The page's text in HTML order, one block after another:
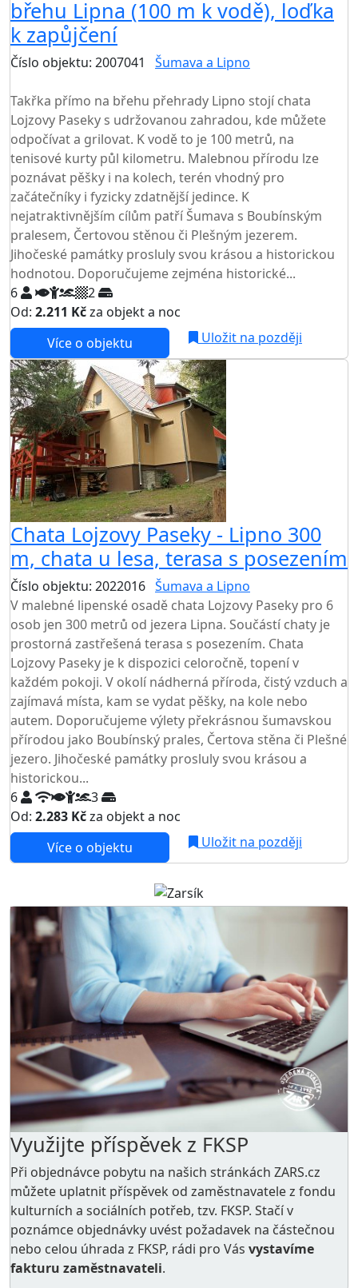
břehu Lipna (100 m k vodě), loďka
k zapůjčení
Číslo objektu: 2007041 Šumava a Lipno
Takřka přímo na břehu přehrady Lipno stojí chata
Lojzovy Paseky s udržovanou zahradou, kde můžete
odpočívat a grilovat. K vodě to je 100 metrů, na
tenisové kurty půl kilometru. Malebnou přírodu lze
poznávat pěšky i na kolech, terén vhodný pro
začátečníky i fyzicky zdatnější jedince. K
nejatraktivnějším cílům patří Šumava s Boubínským
pralesem, Čertovou stěnou či Plešným jezerem.
Jihočeské památky prosluly svou krásou a historickou
hodnotou. Doporučujeme zejména historické...
6
2
Od: 2.211 Kčza objekt a noc
Více o objektu
Uložit na později
Chata Lojzovy Paseky - Lipno 300
m, chata u lesa, terasa s posezením
Číslo objektu: 2022016 Šumava a Lipno
V malebné lipenské osadě chata Lojzovy Paseky pro 6
osob jen 300 metrů od jezera Lipna. Součástí chaty je
prostorná zastřešená terasa s posezením. Chata
Lojzovy Paseky je k dispozici celoročně, topení v
každém pokoji. V okolí nádherná příroda, čistý vzduch a
zajímavá místa, kam se vydat pěšky, na kole nebo
autem. Doporučujeme výlety překrásnou šumavskou
přírodou jako Boubínský prales, Čertova stěna či Plešné
jezero. Jihočeské památky prosluly svou krásou a
historickou...
6
3
Od: 2.283 Kčza objekt a noc
Více o objektu
Uložit na později
Využijte příspěvek z FKSP
Při objednávce pobytu na našich stránkách ZARS.cz
můžete uplatnit příspěvek od zaměstnavatele z fondu
kulturních a sociálních potřeb, tzv. FKSP. Stačí v
poznámce objednávky uvést požadavek na částečnou
nebo celou úhrada z FKSP, rádi pro Vás vystavíme
fakturu zaměstnavateli.